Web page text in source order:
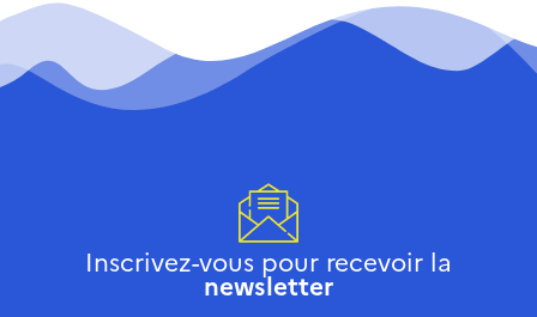
Inscrivez-vous pour recevoir la
newsletter